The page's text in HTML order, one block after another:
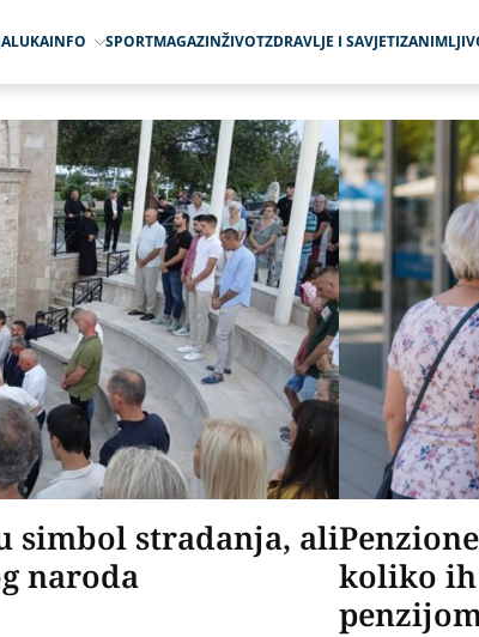
INFO SPORTMAGAZINŽIVOTZDRAVLJE I SAVJETI
simbol stradanja, ali
naroda
koliko